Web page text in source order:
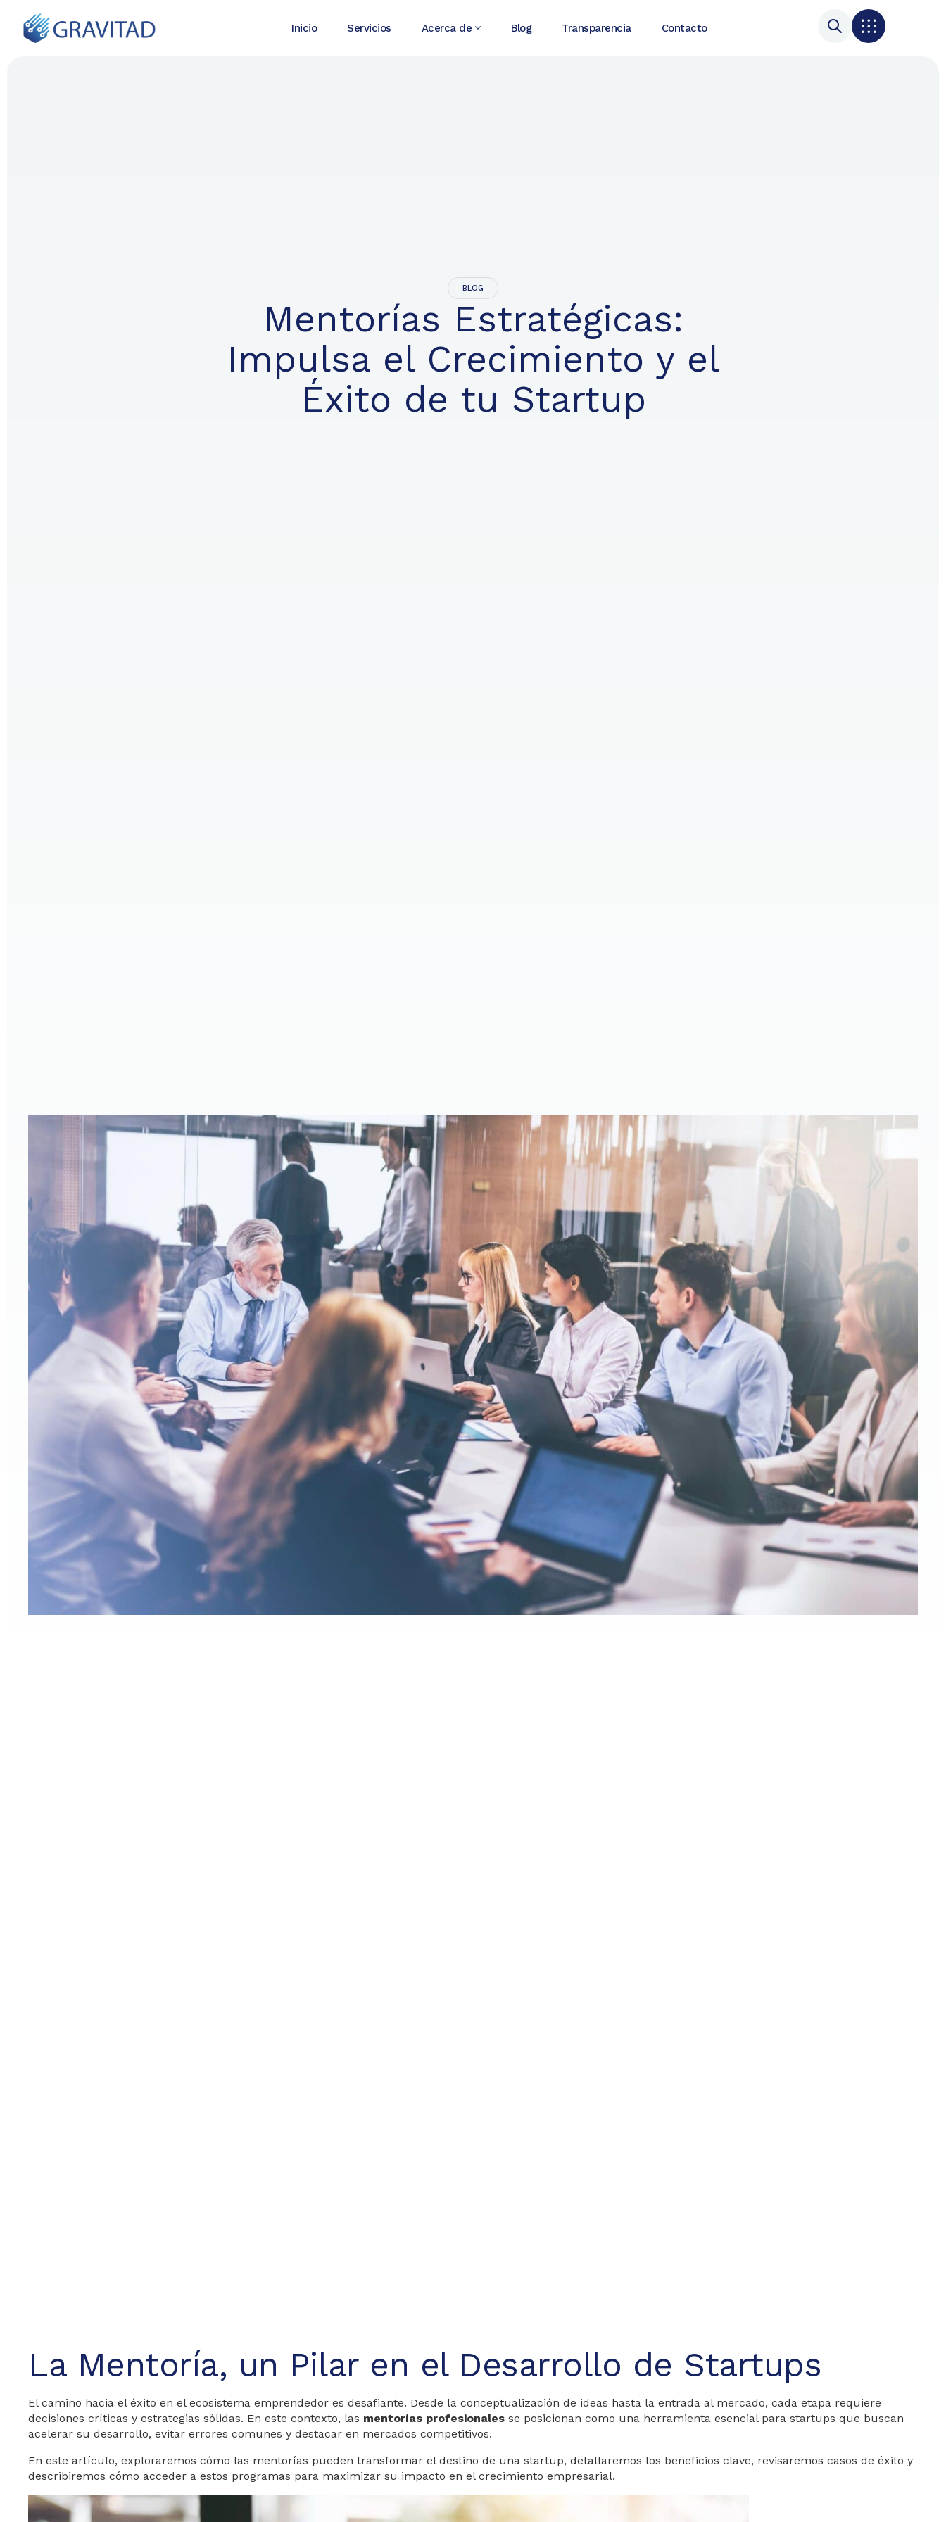
Inicio Servicios Acerca de Blog Transparencia Contacto
BLOG
Mentorías Estratégicas:
Impulsa el Crecimiento y el
Éxito de tu Startup
La Mentoría, un Pilar en el Desarrollo de Startups
El camino hacia el éxito en el ecosistema emprendedor es desafiante. Desde la conceptualización de ideas hasta la entrada al mercado, cada etapa requiere
decisiones críticas y estrategias sólidas. En este contexto, las mentorías profesionales se posicionan como una herramienta esencial para startups que buscan
acelerar su desarrollo, evitar errores comunes y destacar en mercados competitivos.
En este artículo, exploraremos cómo las mentorías pueden transformar el destino de una startup, detallaremos los beneficios clave, revisaremos casos de éxito y
describiremos cómo acceder a estos programas para maximizar su impacto en el crecimiento empresarial.